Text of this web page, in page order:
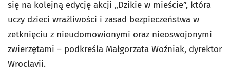
się na kolejną edycję akcji „Dzikie w mieście”, która
uczy dzieci wrażliwości i zasad bezpieczeństwa w
zetknięciu z nieudomowionymi oraz nieoswojonymi
zwierzętami – podkreśla Małgorzata Woźniak, dyrektor
Wroclavii.